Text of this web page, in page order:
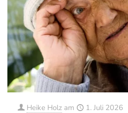
Heike Holz am 1. Juli 2026